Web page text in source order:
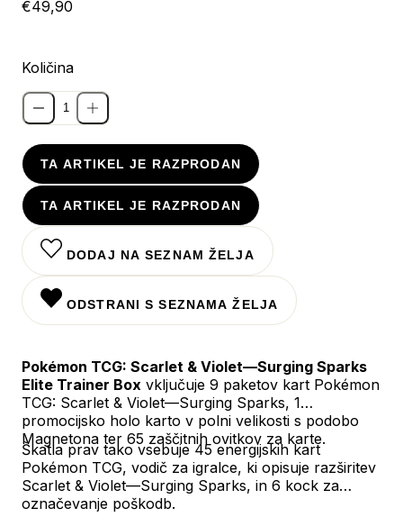
€49,90
Količina
TA ARTIKEL JE RAZPRODAN
TA ARTIKEL JE RAZPRODAN
DODAJ NA SEZNAM ŽELJA
ODSTRANI S SEZNAMA ŽELJA
Pokémon TCG: Scarlet & Violet—Surging Sparks
Elite Trainer Box vključuje 9 paketov kart Pokémon
TCG: Scarlet & Violet—Surging Sparks, 1
promocijsko holo karto v polni velikosti s podobo
Magnetona ter 65 zaščitnih ovitkov za karte.
Škatla prav tako vsebuje 45 energijskih kart
Pokémon TCG, vodič za igralce, ki opisuje razširitev
Scarlet & Violet—Surging Sparks, in 6 kock za
označevanje poškodb.